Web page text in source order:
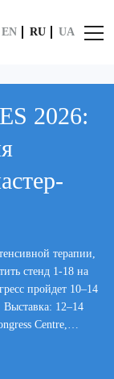
EN RU UA
2026:
терапии,
стенд 1-18 на
пройдет 10–14
Выставка: 12–14
Centre,…